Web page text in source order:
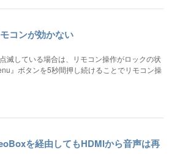
コンが効かない
滅している場合は、リモコン操作がロックの状
』ボタンを5秒間押し続けることでリモコン操
を経由してもHDMIから音声は再